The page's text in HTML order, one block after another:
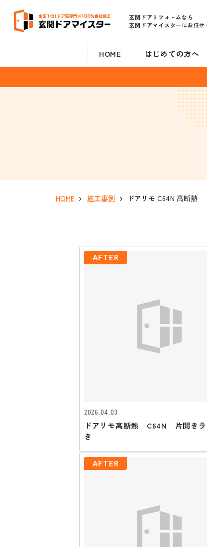
玄関ドアリフォ－ムなら
玄関ドアマイスターにお任せ
HOME はじめての方へ
HOME 施工事例 ドアリモ C64N 高断熱
AFTER
2026.04.03
ドアリモ高断熱 C64N 片開きラ
き
AFTER